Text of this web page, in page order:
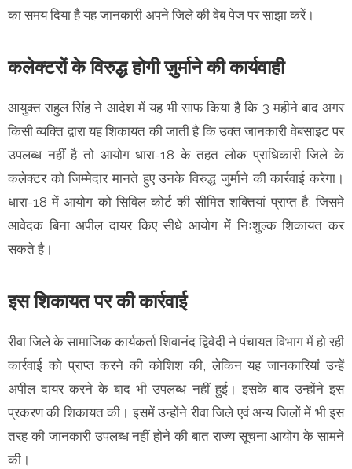
का समय दिया है यह जानकारी अपने जिले की वेब पेज पर साझा करें।
कलेक्टरों के विरुद्ध होगी ज़ुर्माने की कार्यवाही
आयुक्त राहुल सिंह ने आदेश में यह भी साफ किया है कि 3 महीने बाद अगर
किसी व्यक्ति द्वारा यह शिकायत की जाती है कि उक्त जानकारी वेबसाइट पर
उपलब्ध नहीं है तो आयोग धारा-18 के तहत लोक प्राधिकारी जिले के
कलेक्टर को जिम्मेदार मानते हुए उनके विरुद्ध जुर्माने की कार्रवाई करेगा।
धारा-18 में आयोग को सिविल कोर्ट की सीमित शक्तियां प्राप्त है, जिसमे
आवेदक बिना अपील दायर किए सीधे आयोग में निःशुल्क शिकायत कर
सकते है।
इस शिकायत पर की कार्रवाई
रीवा जिले के सामाजिक कार्यकर्ता शिवानंद द्विवेदी ने पंचायत विभाग में हो रही
कार्रवाई को प्राप्त करने की कोशिश की, लेकिन यह जानकारियां उन्हें
अपील दायर करने के बाद भी उपलब्ध नहीं हुई। इसके बाद उन्होंने इस
प्रकरण की शिकायत की। इसमें उन्होंने रीवा जिले एवं अन्य जिलों में भी इस
तरह की जानकारी उपलब्ध नहीं होने की बात राज्य सूचना आयोग के सामने
की।